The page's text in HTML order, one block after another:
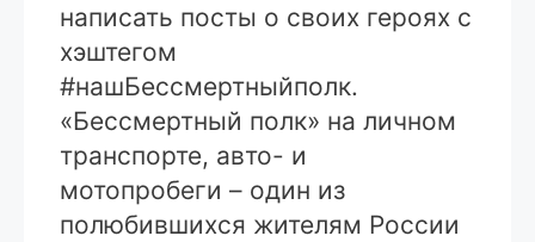
написать посты о своих героях с
хэштегом
#нашБессмертныйполк.
«Бессмертный полк» на личном
транспорте, авто- и
мотопробеги – один из
полюбившихся жителям России